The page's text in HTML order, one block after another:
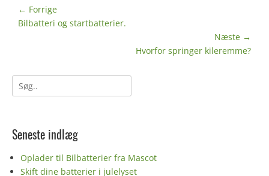
Indlægsnavigation
← Forrige
Forrige
Bilbatteri og startbatterier.
Næste →
Hvorfor springer kileremme?
Søg
efter:
Seneste indlæg
Oplader til Bilbatterier fra Mascot
Skift dine batterier i julelyset